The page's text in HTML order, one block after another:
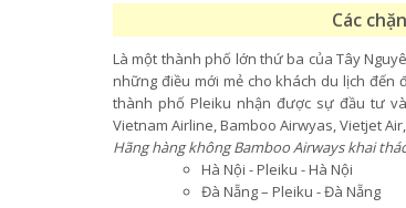
Các
Là một thành phố lớn thứ ba của Tây
những điều mới mẻ cho khách du lịch đến
thành phố Pleiku nhận được sự đầu tư
Vietnam Airline, Bamboo Airwyas, Vietjet
Hãng hàng không Bamboo Airways khai
Hà Nội - Pleiku - Hà Nội
Đà Nẵng – Pleiku - Đà Nẵng